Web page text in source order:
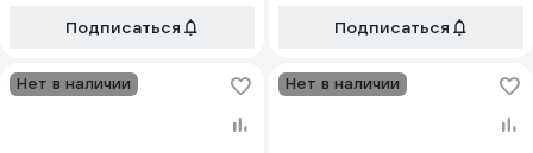
Подписаться Подписаться
Нет в наличии Нет в наличии